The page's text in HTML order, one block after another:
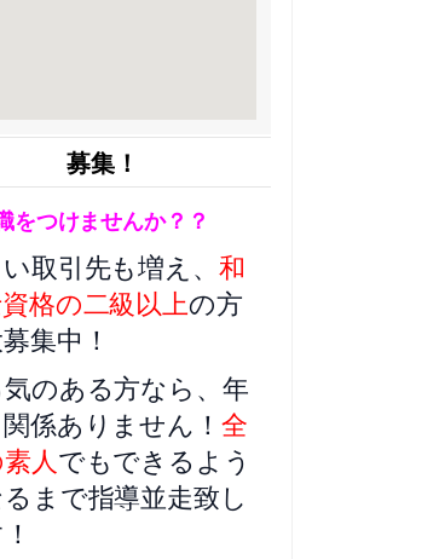
募集！
をつけませんか？？
取引先も増え、 和
格の二級以上の方
集中！
のある方なら、年
係ありません！ 全
人でもできるよう
まで指導並走致し